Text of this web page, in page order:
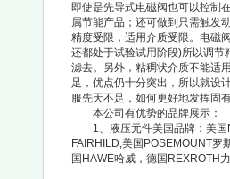
即使是先导式电磁阀也可以控制
属节能产品；还可做到只需触发
精度受限，适用介质受限。电磁
还都处于试验试用阶段)所以调节
滤去。另外，粘稠状介质不能适
足，优点仍十分突出，所以就设
服先天不足，如何更好地发挥固
本公司有优势的品牌展示：
1、液压元件美国品牌：美国
FAIRHILD,美国POSEMOUNT
国HAWE哈威，德国REXROTH